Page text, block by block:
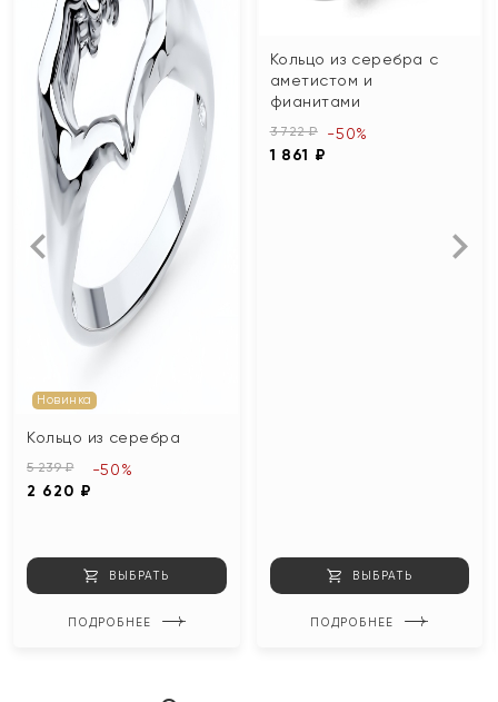
Новинка
Кольцо из серебра
5 239 ₽
2 620 ₽
-50%
ВЫБРАТЬ
ПОДРОБНЕЕ
Кольцо из серебра с
аметистом и
фианитами
3 722 ₽
1 861 ₽
-50%
ВЫБРАТЬ
ПОДРОБНЕЕ